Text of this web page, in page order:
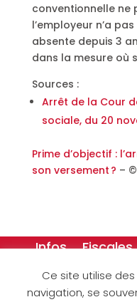
conventionnelle ne
l’employeur n’a
absente depuis 3
dans la mesure où
Sources :
Arrêt de la Cour
sociale, du 20
Prime d’objectif :
son versement ? –
Infos Fiscales
Ce site utilise
navigation, se